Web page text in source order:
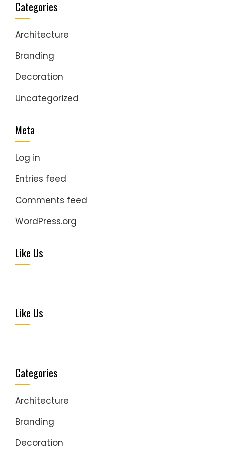
Categories
Architecture
Branding
Decoration
Uncategorized
Meta
Log in
Entries feed
Comments feed
WordPress.org
Like Us
Like Us
Categories
Architecture
Branding
Decoration